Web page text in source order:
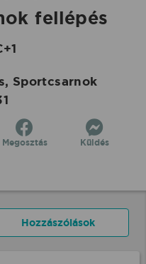
fellépés
Sportcsarnok
Megosztás Küldés
Hozzászólások